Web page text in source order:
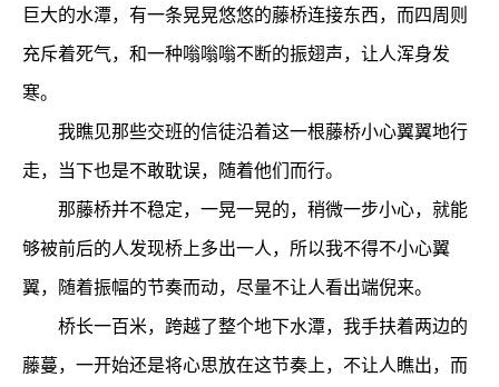
巨大的水潭，有一条晃晃悠悠的藤桥连接东西，而四周则
充斥着死气，和一种嗡嗡嗡不断的振翅声，让人浑身发
寒。
我瞧见那些交班的信徒沿着这一根藤桥小心翼翼地行
走，当下也是不敢耽误，随着他们而行。
那藤桥并不稳定，一晃一晃的，稍微一步小心，就能
够被前后的人发现桥上多出一人，所以我不得不小心翼
翼，随着振幅的节奏而动，尽量不让人看出端倪来。
桥长一百米，跨越了整个地下水潭，我手扶着两边的
藤蔓，一开始还是将心思放在这节奏上，不让人瞧出，而